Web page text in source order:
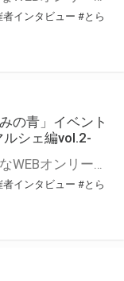
インタビュー #とら
の青」イベント
シェ編vol.2-
こんにちは、とらのあなWEBオンリー運営スタッフです。 新たにお届けする、イベント主催者インタビュー-マルシェ編-は、 とらのあなWEBオンリー「マルシェ」をご利用の主催様に 「マルシェ」を使ってイベントを開催した感想や心がけをお聞きする企画です。 今回は、WEBオンリー初開催「駄菓子と唐揚げ、きみの青」より、 主催のぎこ六屋様にお話を伺いました。 協力：ぎこ六屋様／イベント公式Twitter（@krkgwks） とらのあなWEBオンリー「マルシェ」とは？ WEBオンリーでリアルタイムでコミュニケーションがとれるオンライン会場です。
インタビュー #とら